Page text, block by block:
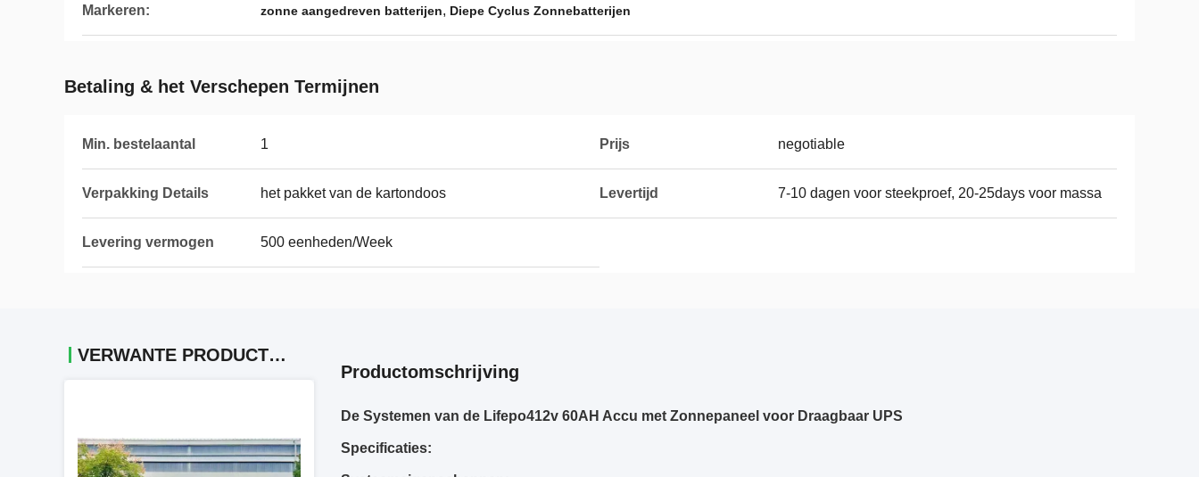
Markeren: zonne aangedreven batterijen, Diepe Cyclus Zonnebatterijen
Betaling & het Verschepen Termijnen
Min. bestelaantal 1 Prijs negotiable
Verpakking Details het pakket van de kartondoos Levertijd 7-10 dagen voor steekproef, 20-25days voor massa
Levering vermogen 500 eenheden/Week
VERWANTE PRODUCTEN
Productomschrijving
De Systemen van de Lifepo412v 60AH Accu met Zonnepaneel voor Draagbaar UPS
Specificaties: